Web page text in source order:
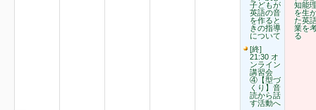
子どもが
英語の音
を作ると
きの指導
について
[終]
21:30 オ
ンライン
講習会
④【型づ
くり】音
読から話
す活動へ
知能
を生
た英
業を
る